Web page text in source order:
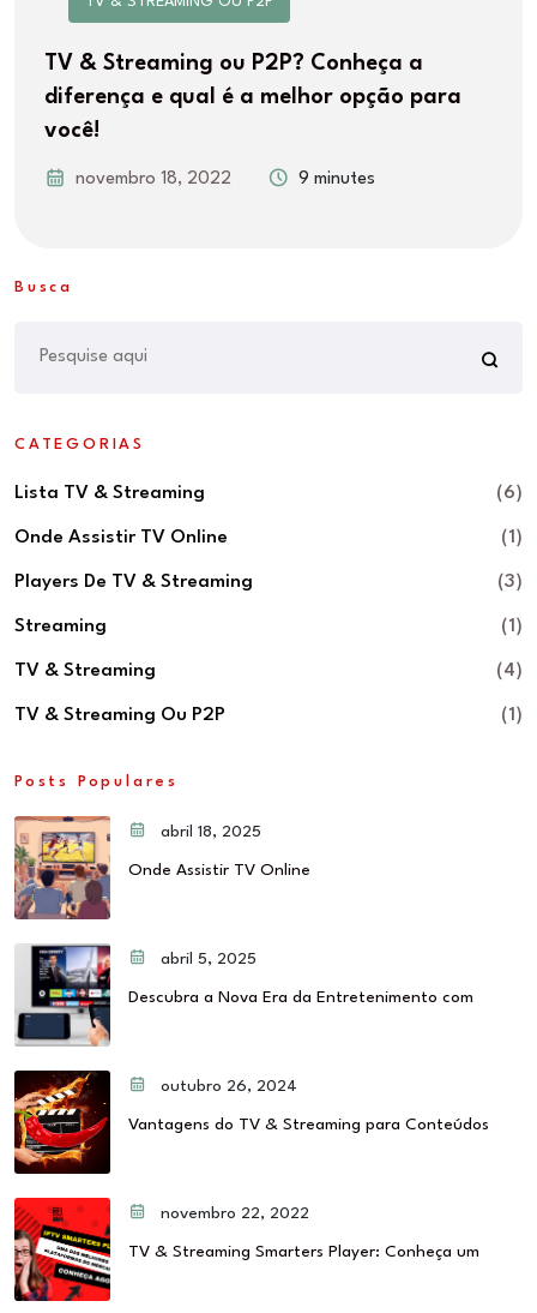
TV & Streaming ou P2P? Conheça a
diferença e qual é a melhor opção para
você!
novembro 18, 2022 9 minutes
Busca
CATEGORIAS
Lista TV & Streaming (6)
Onde Assistir TV Online (1)
Players De TV & Streaming (3)
Streaming (1)
TV & Streaming (4)
TV & Streaming Ou P2P (1)
Posts Populares
abril 18, 2025
Onde Assistir TV Online
abril 5, 2025
Descubra a Nova Era da Entretenimento com
outubro 26, 2024
Vantagens do TV & Streaming para Conteúdos
novembro 22, 2022
TV & Streaming Smarters Player: Conheça um